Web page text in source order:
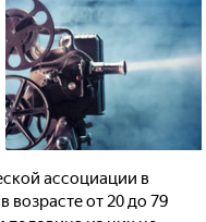
ассоциации в
от 20 до 79